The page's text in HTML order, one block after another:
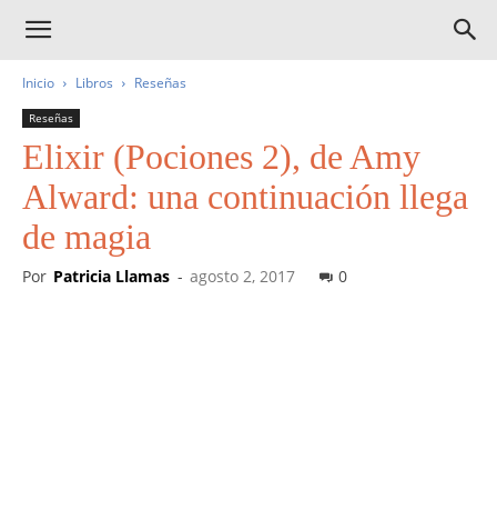
Inicio Libros Reseñas
Reseñas
Elixir (Pociones 2), de Amy
Alward: una continuación llega
de magia
Por Patricia Llamas - agosto 2, 2017 0